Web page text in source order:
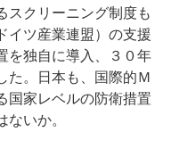
スクリーニング制度も
イツ産業連盟）の支援
を独自に導入、３０年
た。日本も、国際的Ｍ
国家レベルの防衛措置
いか。